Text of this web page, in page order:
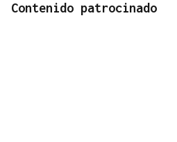
Contenido patrocinado